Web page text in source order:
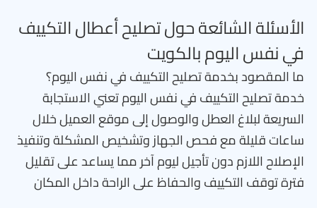
الأسئلة الشائعة حول تصليح أعطال التكييف
في نفس اليوم بالكويت
ما المقصود بخدمة تصليح التكييف في نفس اليوم؟
خدمة تصليح التكييف في نفس اليوم تعني الاستجابة
السريعة لبلاغ العطل والوصول إلى موقع العميل خلال
ساعات قليلة مع فحص الجهاز وتشخيص المشكلة وتنفيذ
الإصلاح اللازم دون تأجيل ليوم آخر مما يساعد على تقليل
فترة توقف التكييف والحفاظ على الراحة داخل المكان